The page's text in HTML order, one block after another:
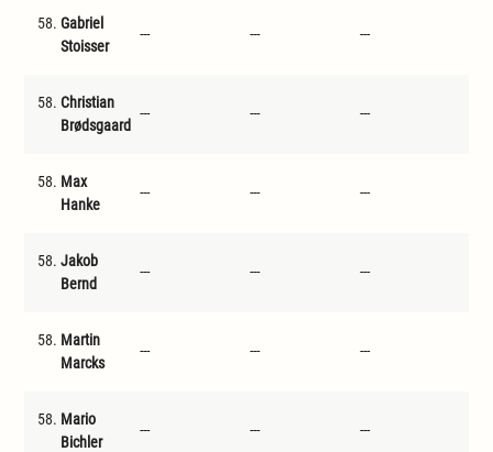
58. Gabriel
Stoisser
--- --- ---
58. Christian
Brødsgaard
--- --- ---
58. Max
Hanke
--- --- ---
58. Jakob
Bernd
--- --- ---
58. Martin
Marcks
--- --- ---
58. Mario
Bichler
--- --- ---